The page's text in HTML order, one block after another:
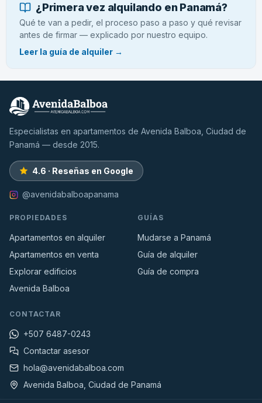
¿Primera vez alquilando en Panamá?
Qué te van a pedir, el proceso paso a paso y qué revisar
antes de firmar — explicado por nuestro equipo.
Leer la guía de alquiler →
Especialistas en apartamentos de Avenida Balboa, Ciudad de
Panamá — desde 2015.
4.6 · Reseñas en Google
@avenidabalboapanama
PROPIEDADES
Apartamentos en alquiler
Apartamentos en venta
Explorar edificios
Avenida Balboa
GUÍAS
Mudarse a Panamá
Guía de alquiler
Guía de compra
CONTACTAR
+507 6487-0243
Contactar asesor
hola@avenidabalboa.com
Avenida Balboa, Ciudad de Panamá